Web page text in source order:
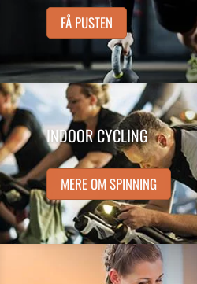
FÅ PUSTEN
INDOOR CYCLING
MERE OM SPINNING